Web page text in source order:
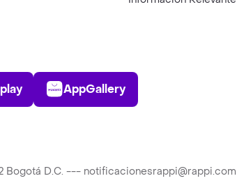
Store AppGallery
AppGallery
D.C. --- notificacionesrappi@rappi.com